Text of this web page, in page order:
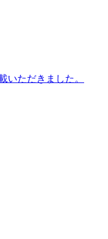
いただきました。